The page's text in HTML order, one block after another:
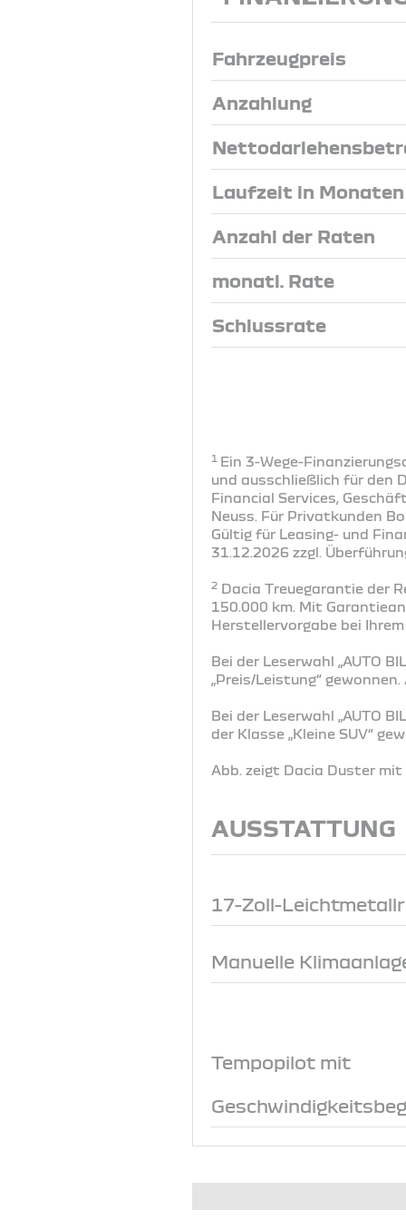
Fahrzeugpreis
Anzahlung
Laufzeit in Monaten
Anzahl der Raten
monatl. Rate
Schlussrate
1 Ein 3-Wege-
und ausschließlich für den
Financial Services,
Neuss. Für Privatkunden
Gültig für Leasing- und
31.12.2026 zzgl.
2 Dacia Treuegarantie der
150.000 km. Mit
Herstellervorgabe bei
Bei der Leserwahl „AUTO
„Preis/Leistung“
Bei der Leserwahl „AUTO
der Klasse „Kleine SUV“
Abb. zeigt Dacia Duster
AUSSTATTUNG
17-Zoll-
Manuelle
Tempopilot mit